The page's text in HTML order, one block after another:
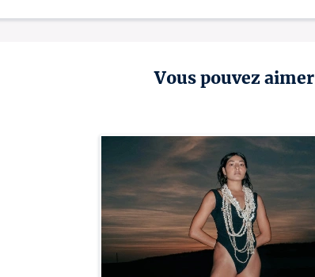
Vous pouvez aimer